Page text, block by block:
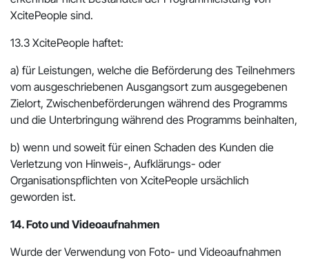
XcitePeople sind.
13.3 XcitePeople haftet:
a) für Leistungen, welche die Beförderung des Teilnehmers
vom ausgeschriebenen Ausgangsort zum ausgegebenen
Zielort, Zwischenbeförderungen während des Programms
und die Unterbringung während des Programms beinhalten,
b) wenn und soweit für einen Schaden des Kunden die
Verletzung von Hinweis-, Aufklärungs- oder
Organisationspflichten von XcitePeople ursächlich
geworden ist.
14. Foto und Videoaufnahmen
Wurde der Verwendung von Foto- und Videoaufnahmen